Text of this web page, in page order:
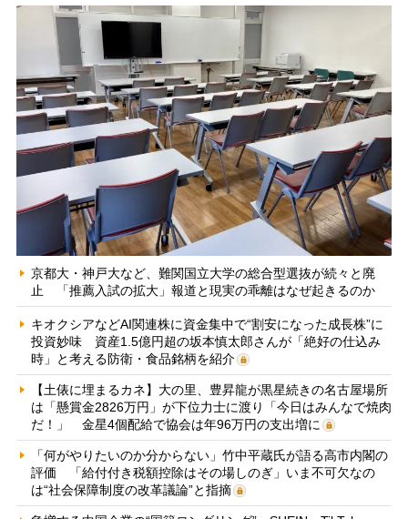
京都大・神戸大など、難関国立大学の総合型選抜が続々と廃
止 「推薦入試の拡大」報道と現実の乖離はなぜ起きるのか
キオクシアなどAI関連株に資金集中で“割安になった成長株”に
投資妙味 資産1.5億円超の坂本慎太郎さんが「絶好の仕込み
時」と考える防衛・食品銘柄を紹介
【土俵に埋まるカネ】大の里、豊昇龍が黒星続きの名古屋場所
は「懸賞金2826万円」が下位力士に渡り「今日はみんなで焼肉
だ！」 金星4個配給で協会は年96万円の支出増に
「何がやりたいのか分からない」竹中平蔵氏が語る高市内閣の
評価 「給付付き税額控除はその場しのぎ」いま不可欠なの
は“社会保障制度の改革議論”と指摘